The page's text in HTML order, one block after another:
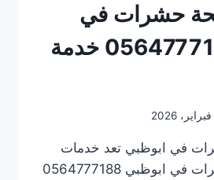
حشرات في
ابوظبي 0564777188 خدمة
في ابوظبي تعد خدمات
شركة مكافحة حشرات في ابوظبي 0564777188